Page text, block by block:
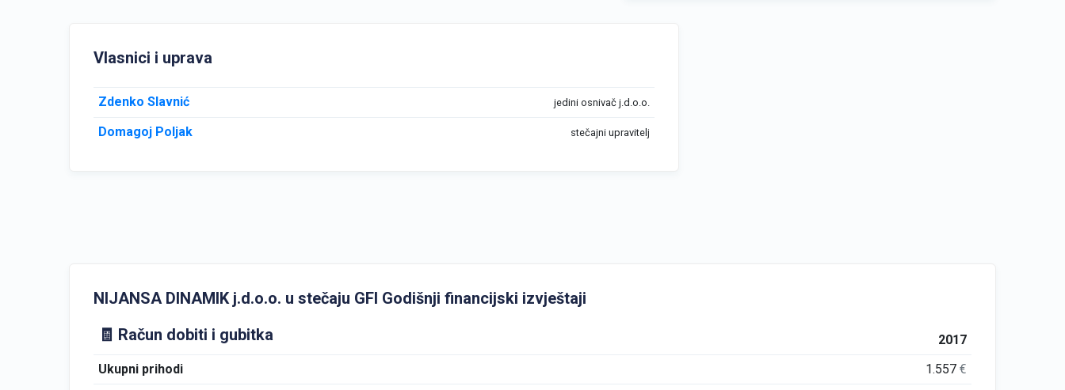
Vlasnici i uprava
Zdenko Slavnić jedini osnivač j.d.o.o.
Domagoj Poljak stečajni upravitelj
NIJANSA DINAMIK j.d.o.o. u stečaju GFI Godišnji financijski izvještaji
🧾 Račun dobiti i gubitka
2017
Ukupni prihodi
1.557€